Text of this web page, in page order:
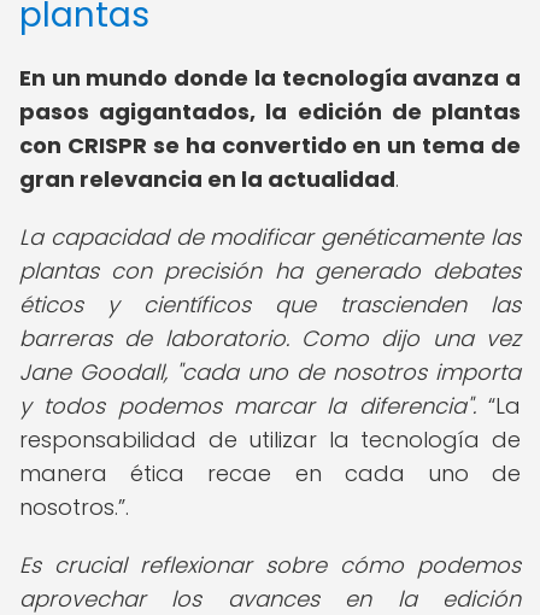
plantas
En un mundo donde la tecnología avanza a
pasos agigantados, la edición de plantas
con CRISPR se ha convertido en un tema de
gran relevancia en la actualidad.
La capacidad de modificar genéticamente las
plantas con precisión ha generado debates
éticos y científicos que trascienden las
barreras de laboratorio. Como dijo una vez
Jane Goodall, "cada uno de nosotros importa
y todos podemos marcar la diferencia".
La
responsabilidad de utilizar la tecnología de
manera ética recae en cada uno de
nosotros. .
Es crucial reflexionar sobre cómo podemos
aprovechar los avances en la edición